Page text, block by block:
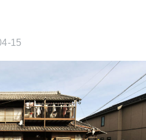
15